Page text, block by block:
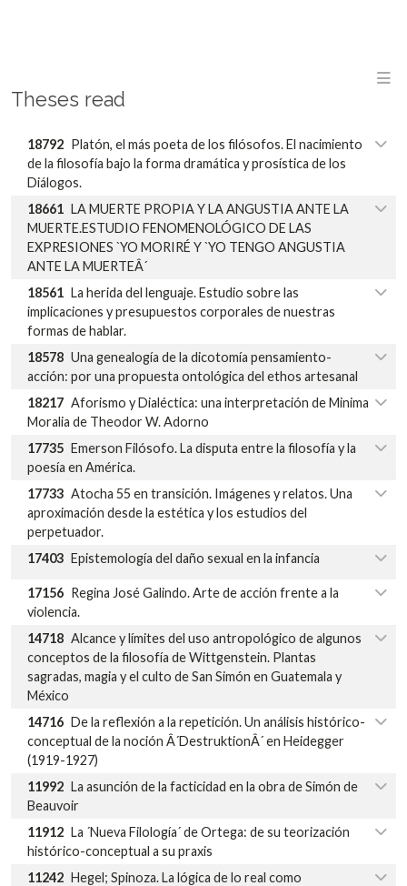
Theses read
18792 Platón, el más poeta de los filósofos. El nacimiento
de la filosofía bajo la forma dramática y prosística de los
Diálogos.
18661 LA MUERTE PROPIA Y LA ANGUSTIA ANTE LA
MUERTE.ESTUDIO FENOMENOLÓGICO DE LAS
EXPRESIONES `YO MORIRÉ Y `YO TENGO ANGUSTIA
ANTE LA MUERTEÂ´
18561 La herida del lenguaje. Estudio sobre las
implicaciones y presupuestos corporales de nuestras
formas de hablar.
18578 Una genealogía de la dicotomía pensamiento-
acción: por una propuesta ontológica del ethos artesanal
18217 Aforismo y Dialéctica: una interpretación de Minima
Moralia de Theodor W. Adorno
17735 Emerson Filósofo. La disputa entre la filosofía y la
poesía en América.
17733 Atocha 55 en transición. Imágenes y relatos. Una
aproximación desde la estética y los estudios del
perpetuador.
17403 Epistemología del daño sexual en la infancia
17156 Regina José Galindo. Arte de acción frente a la
violencia.
14718 Alcance y límites del uso antropológico de algunos
conceptos de la filosofía de Wittgenstein. Plantas
sagradas, magia y el culto de San Simón en Guatemala y
México
14716 De la reflexión a la repetición. Un análisis histórico-
conceptual de la noción Â´DestruktionÂ´ en Heidegger
(1919-1927)
11992 La asunción de la facticidad en la obra de Simón de
Beauvoir
11912 La ´Nueva Filología´ de Ortega: de su teorización
histórico-conceptual a su praxis
11242 Hegel; Spinoza. La lógica de lo real como